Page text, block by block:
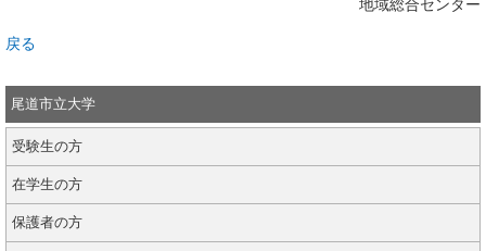
地域総合センター
戻る
尾道市立大学
受験生の方
在学生の方
保護者の方